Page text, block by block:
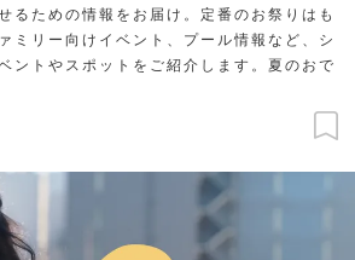
るための情報をお届け。定番のお祭りはも
ミリー向けイベント、プール情報など、シ
ントやスポットをご紹介します。夏のおで